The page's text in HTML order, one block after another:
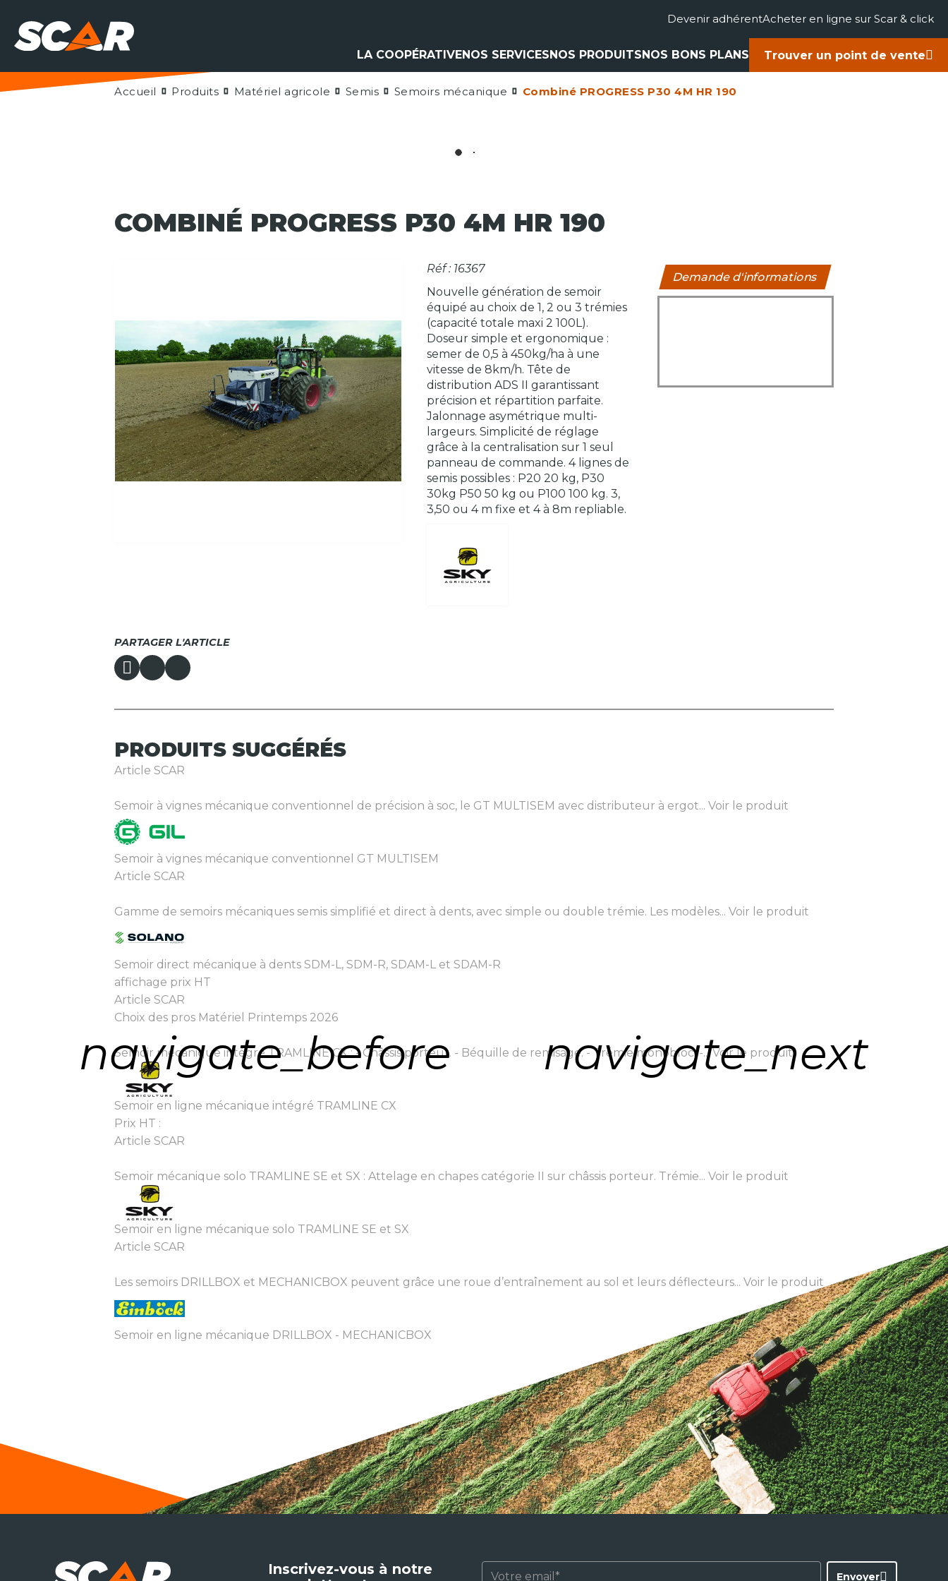
Devenir adhérentAcheter en ligne sur Scar & click
LA COOPÉRATIVENOS SERVICES
Climatisation
NOS PRODUITS
Matériel agricole
NOS BONS PLANS Trouver un point de vente
Accueil Produits Matériel agricole Semis Semoirs mécanique Combiné PROGRESS P30 4M HR 190
COMBINÉ PROGRESS P30 4M HR 190
Réf : 16367
PARTAGER L'ARTICLE
Nouvelle génération de semoir
équipé au choix de 1, 2 ou 3 trémies
(capacité totale maxi 2 100L).
Doseur simple et ergonomique :
semer de 0,5 à 450kg/ha à une
vitesse de 8km/h. Tête de
distribution ADS II garantissant
précision et répartition parfaite.
Jalonnage asymétrique multi-
largeurs. Simplicité de réglage
grâce à la centralisation sur 1 seul
panneau de commande. 4 lignes de
semis possibles : P20 20 kg, P30
30kg P50 50 kg ou P100 100 kg. 3,
3,50 ou 4 m fixe et 4 à 8m repliable.
Demande d'informations
PRODUITS SUGGÉRÉS
navigate_before
Article SCAR
Semoir à vignes mécanique conventionnel de précision à soc, le GT MULTISEM avec distributeur à ergot... Voir le produit
Semoir à vignes mécanique conventionnel GT MULTISEM
Article SCAR
Gamme de semoirs mécaniques semis simplifié et direct à dents, avec simple ou double trémie. Les modèles... Voir le produit
Semoir direct mécanique à dents SDM-L, SDM-R, SDAM-L et SDAM-R
affichage prix HT
Article SCAR
Choix des pros Matériel Printemps 2026
Semoir mécanique intégré TRAMLINE CX : - Châssis porteur. - Béquille de remisage. - Trémie monobloc. -... Voir le produit
Semoir en ligne mécanique intégré TRAMLINE CX
Prix HT :
Article SCAR
Semoir mécanique solo TRAMLINE SE et SX : Attelage en chapes catégorie II sur châssis porteur. Trémie... Voir le produit
Semoir en ligne mécanique solo TRAMLINE SE et SX
Article SCAR
Les semoirs DRILLBOX et MECHANICBOX peuvent grâce une roue d’entraînement au sol et leurs déflecteurs... Voir le produit
Semoir en ligne mécanique DRILLBOX - MECHANICBOX
navigate_next
Inscrivez-vous à notre
Envoyer